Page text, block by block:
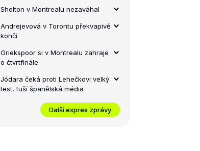
Shelton v Montrealu nezaváhal
Andrejevová v Torontu překvapivě
končí
Griekspoor si v Montrealu zahraje
o čtvrtfinále
Jódara čeká proti Lehečkovi velký
test, tuší španělská média
Další expres zprávy